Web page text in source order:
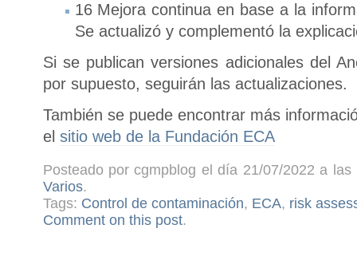
16 Mejora continua en base a la
Se actualizó y complementó la
Si se publican versiones adicionales del
por supuesto, seguirán las actualizaciones.
También se puede encontrar más
el sitio web de la Fundación ECA
Posteado por cgmpblog el día 21/07/2022 a
Varios.
Tags: Control de contaminación, ECA, risk
Comment on this post.